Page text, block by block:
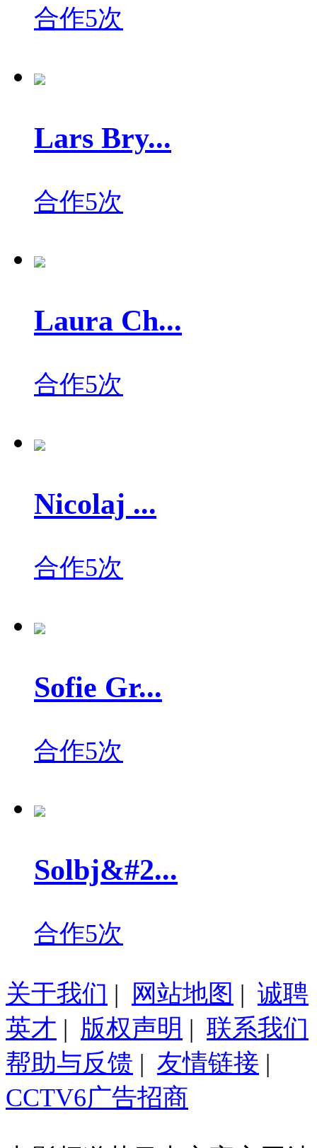
合作5次
Lars Bry...
合作5次
Laura Ch...
合作5次
Nicolaj ...
合作5次
Sofie Gr...
合作5次
Solbj&#2...
合作5次
关于我们 | 网站地图 | 诚聘
英才 | 版权声明 | 联系我们
帮助与反馈 | 友情链接 |
CCTV6广告招商